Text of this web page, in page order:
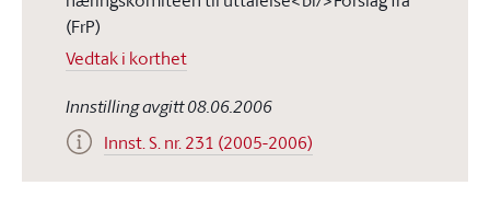
(FrP)
Vedtak i korthet
Innstilling avgitt 08.06.2006
Innst. S. nr. 231 (2005-2006)